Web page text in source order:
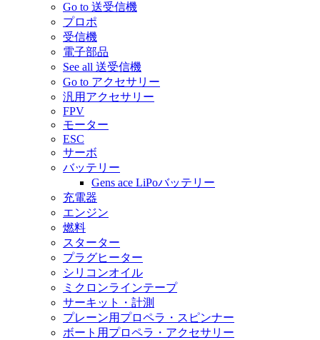
Go to 送受信機
プロポ
受信機
電子部品
See all 送受信機
Go to アクセサリー
汎用アクセサリー
FPV
モーター
ESC
サーボ
バッテリー
Gens ace LiPoバッテリー
充電器
エンジン
燃料
スターター
プラグヒーター
シリコンオイル
ミクロンラインテープ
サーキット・計測
プレーン用プロペラ・スピンナー
ボート用プロペラ・アクセサリー